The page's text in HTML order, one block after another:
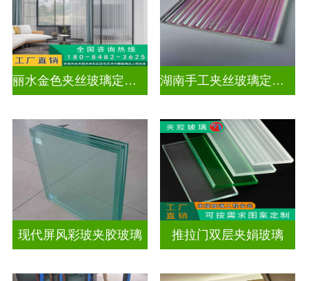
丽水金色夹丝玻璃定制电话 湖南手工夹丝玻璃定制工厂
现代屏风彩玻夹胶玻璃 推拉门双层夹娟玻璃